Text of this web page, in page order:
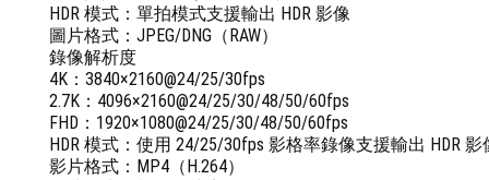
HDR 模式：單拍模式支援輸出 HDR 影像
圖片格式：JPEG/DNG（RAW）
錄像解析度
4K：3840×2160@24/25/30fps
2.7K：4096×2160@24/25/30/48/50/60fps
FHD：1920×1080@24/25/30/48/50/60fps
HDR 模式：使用 24/25/30fps 影格率錄像支援輸出 HDR 影
影片格式：MP4（H.264）